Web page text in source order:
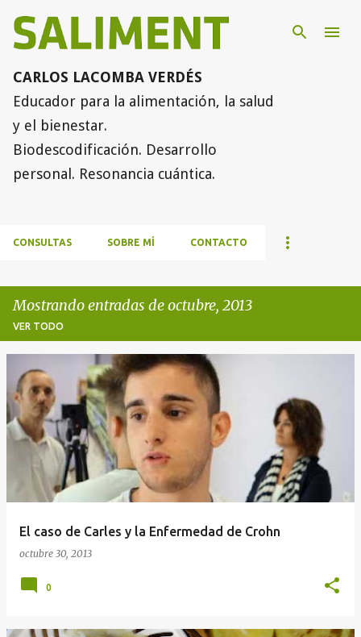
Ir al contenido principal
CARLOS LACOMBA VERDÉS
Educador para la alimentación, la salud
y el bienestar.
Biodescodificación. Desarrollo
personal. Resonancia cuántica.
CONSULTAS SOBRE MÍ CONTACTO
Mostrando entradas de octubre, 2013
VER TODO
n
t
El caso de Carles y la Enfermedad de Crohn
octubre 30, 2013
0